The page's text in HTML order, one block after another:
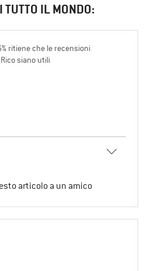
TUTTO IL MONDO:
ritiene che le recensioni
siano utili
articolo a un amico